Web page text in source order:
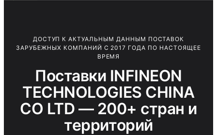
ДОСТУП К АКТУАЛЬНЫМ ДАННЫМ ПОСТАВОК
ЗАРУБЕЖНЫХ КОМПАНИЙ С 2017 ГОДА ПО НАСТОЯЩЕЕ
ВРЕМЯ
Поставки INFINEON
TECHNOLOGIES CHINA
CO LTD — 200+ стран и
территорий